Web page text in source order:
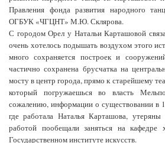
Правления фонда развития народного
ОГБУК «ЧГЦНТ» М.Ю. Склярова.
С городом Орел у Натальи Карташовой
очень хотелось подышать воздухом этого
много сохраняется построек и
частично сохранена брусчатка на
мосту в центр города, прямо к старейшему
который погружаешься во власть
сожалению, информации о существовании в
где работала Наталья Карташова, утеряны
работой пообещали заняться на кафедре
Государственном институте искусств.